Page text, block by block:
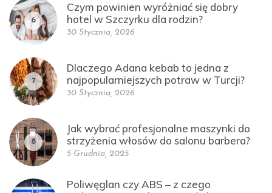
6
Czym powinien wyróżniać się dobry
hotel w Szczyrku dla rodzin?
30 Stycznia, 2026
7
Dlaczego Adana kebab to jedna z
najpopularniejszych potraw w Turcji?
30 Stycznia, 2026
8
Jak wybrać profesjonalne maszynki do
strzyżenia włosów do salonu barbera?
5 Grudnia, 2025
Poliwęglan czy ABS – z czego